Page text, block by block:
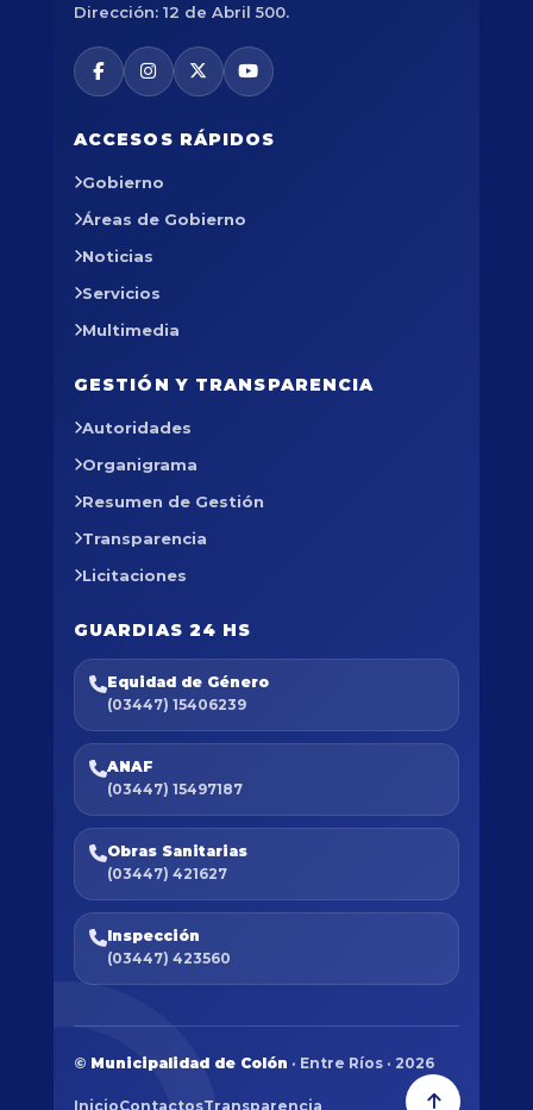
Dirección: 12 de Abril 500.
ACCESOS RÁPIDOS
Gobierno
Áreas de Gobierno
Noticias
Servicios
Multimedia
GESTIÓN Y TRANSPARENCIA
Autoridades
Organigrama
Resumen de Gestión
Transparencia
Licitaciones
GUARDIAS 24 HS
Equidad de Género
(03447) 15406239
ANAF
(03447) 15497187
Obras Sanitarias
(03447) 421627
Inspección
(03447) 423560
© Municipalidad de Colón · Entre Ríos · 2026
InicioContactosTransparencia